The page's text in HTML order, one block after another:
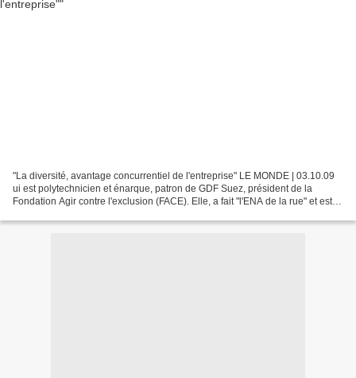
"La diversité, avantage concurrentiel de l'entreprise" LE MONDE | 03.10.09
ui est polytechnicien et énarque, patron de GDF Suez, président de la
Fondation Agir contre l'exclusion (FACE). Elle, a fait "l'ENA de la rue" et est